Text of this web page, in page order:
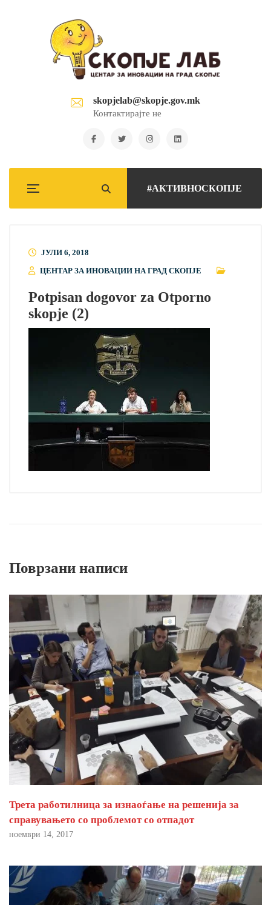
skopjelab@skopje.gov.mk
Контактирајте не
#АКТИВНОСКОПЈЕ
ЈУЛИ 6, 2018
ЦЕНТАР ЗА ИНОВАЦИИ НА ГРАД СКОПЈЕ
Potpisan dogovor za Otporno
skopje (2)
Поврзани написи
Трета работилница за изнаоѓање на решенија за
справувањето со проблемот со отпадот
ноември 14, 2017